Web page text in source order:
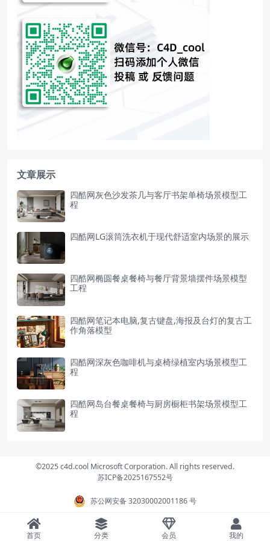
文章展示
四酷网灰色沙发茶几与客厅书架单椅场景模型工
程
四酷网LG滚筒洗衣机于现代舒适室内场景的展示
四酷网椭圆餐桌餐椅与餐厅背景墙摆件场景模型
工程
四酷网笔记本电脑,复古键盘,海报及台灯的复古工
作角落模型
四酷网深灰色咖啡机与桌椅绿植室内场景模型工
程
四酷网岛台餐桌餐椅与厨房橱柜书架场景模型工
程
©2025 c4d.cool Microsoft Corporation. All rights reserved.
苏ICP备2025167552号
苏公网安备 32030002001186 号
首页 分类 会员 我的